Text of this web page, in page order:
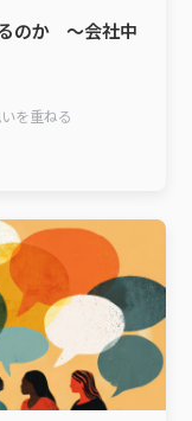
のか ～会社中
を重ねる